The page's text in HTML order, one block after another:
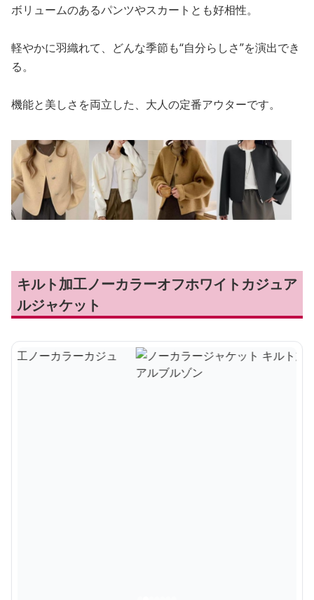
ボリュームのあるパンツやスカートとも好相性。
軽やかに羽織れて、どんな季節も“自分らしさ”を演出でき
る。
機能と美しさを両立した、大人の定番アウターです。
キルト加工ノーカラーオフホワイトカジュア
ルジャケット